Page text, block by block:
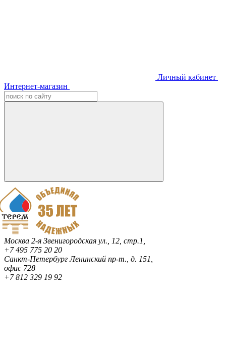
Личный кабинет
Интернет-магазин
Москва 2-я Звенигородская ул., 12, стр.1,
+7 495 775 20 20
Санкт-ПетербургЛенинский пр-т., д. 151,
офис 728
+7 812 329 19 92